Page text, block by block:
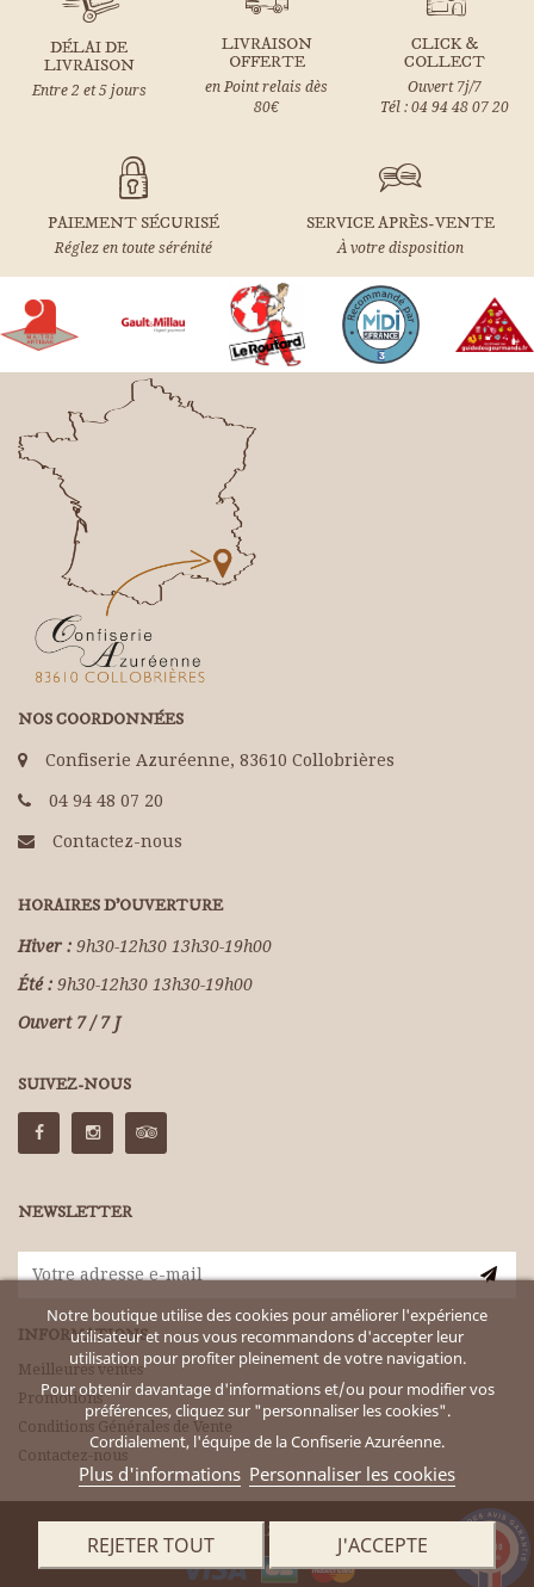
Notre boutique utilise des cookies pour améliorer l'expérience
utilisateur et nous vous recommandons d'accepter leur
utilisation pour profiter pleinement de votre navigation.
Pour obtenir davantage d'informations et/ou pour modifier vos
préférences, cliquez sur "personnaliser les cookies".
Cordialement, l'équipe de la Confiserie Azuréenne.
Plus d'informations Personnaliser les cookies
REJETER TOUT J'ACCEPTE
DÉLAI DE
LIVRAISON
Entre 2 et 5 jours
LIVRAISON
OFFERTE
en Point relais dès
80€
CLICK &
COLLECT
Ouvert 7j/7
Tél : 04 94 48 07 20
PAIEMENT SÉCURISÉ
Réglez en toute sérénité
SERVICE APRÈS-VENTE
À votre disposition
NOS COORDONNÉES
Confiserie Azuréenne, 83610 Collobrières
04 94 48 07 20
Contactez-nous
HORAIRES D'OUVERTURE
Hiver : 9h30-12h30 13h30-19h00
Été : 9h30-12h30 13h30-19h00
Ouvert 7 / 7 J
SUIVEZ-NOUS
NEWSLETTER
INFORMATIONS
Meilleures ventes
Promotions
Conditions Générales de Vente
Contactez-nous
Confiserie Azuréenne 2024
/10
2972 avis